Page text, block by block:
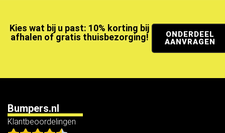
Kies wat bij u past: 10% korting bij
afhalen of gratis thuisbezorging!
ONDERDEEL
AANVRAGEN
Bumpers.nl
Klantbeoordelingen